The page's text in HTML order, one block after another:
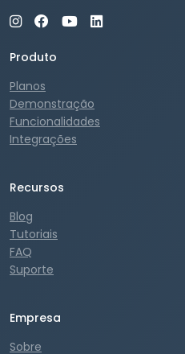
Produto
Planos
Demonstração
Funcionalidades
Integrações
Recursos
Blog
Tutoriais
FAQ
Suporte
Empresa
Sobre